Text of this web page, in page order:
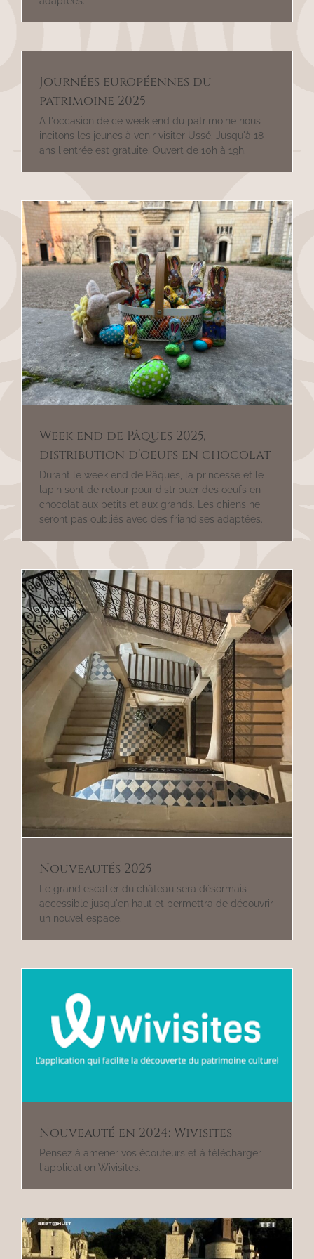
Journées européennes du
patrimoine 2025
A l'occasion de ce week end du patrimoine nous
incitons les jeunes à venir visiter Ussé. Jusqu'à 18
ans l'entrée est gratuite. Ouvert de 10h à 19h.
Week end de Pâques 2025,
distribution d’oeufs en chocolat
Durant le week end de Pâques, la princesse et le
lapin sont de retour pour distribuer des oeufs en
chocolat aux petits et aux grands. Les chiens ne
seront pas oubliés avec des friandises adaptées.
Nouveautés 2025
Le grand escalier du château sera désormais
accessible jusqu'en haut et permettra de découvrir
un nouvel espace.
Nouveauté en 2024: Wivisites
Pensez à amener vos écouteurs et à télécharger
l'application Wivisites.